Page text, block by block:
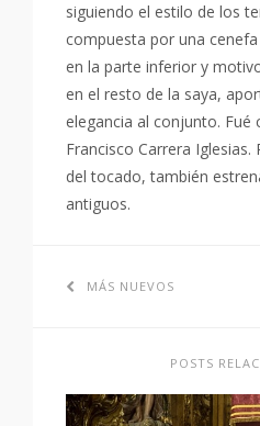
siguiendo el estilo de los
compuesta por una
en la parte inferior y
en el resto de la saya,
elegancia al conjunto. Fué
Francisco Carrera
del tocado, también
antiguos.
MÁS NUEVOS
POSTS